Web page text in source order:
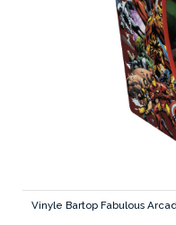
Vinyle Bartop Fabulous